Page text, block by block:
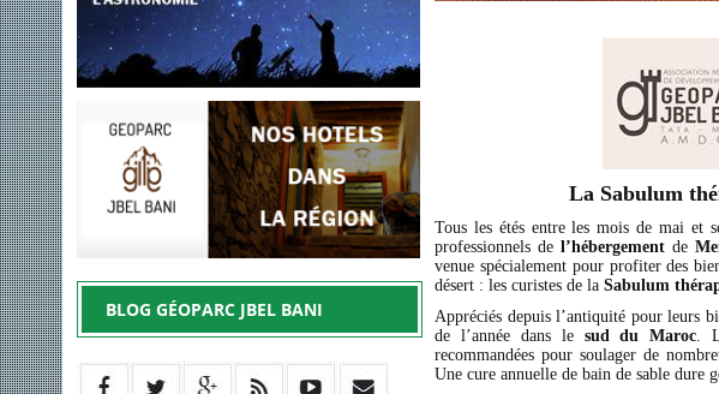
La Sabulum
Tous les étés entre les mois de mai et
professionnels de l’hébergementde
venue spécialement pour profiter des
désert : les curistes de la Sabulum
Appréciés depuis l’antiquité pour leurs
de l’année dans le sud du Maroc .
recommandées pour soulager de
Une cure annuelle de bain de sable dure
BLOG GÉOPARC JBEL BANI